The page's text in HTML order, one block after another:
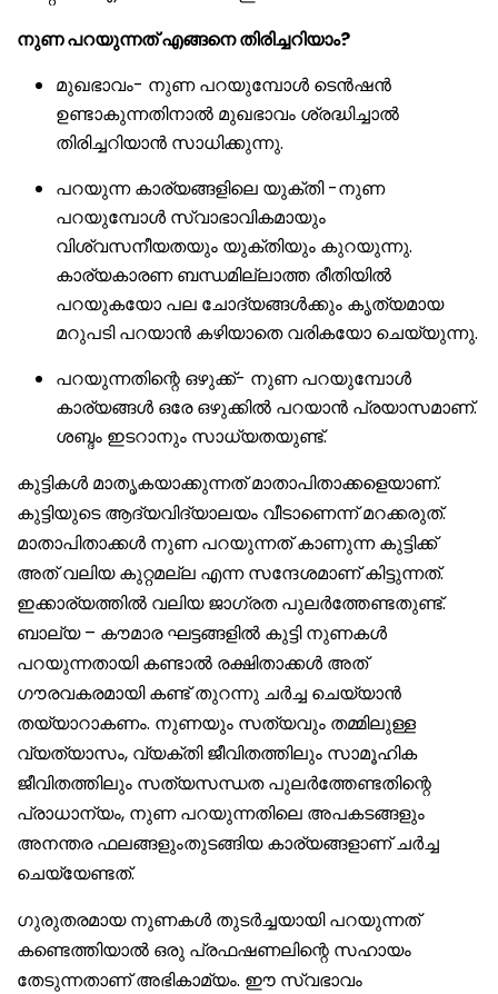
നുണ പറയുന്നത് എങ്ങനെ തിരിച്ചറിയാം?
മുഖഭാവം- നുണ പറയുമ്പോൾ ടെൻഷൻ
ഉണ്ടാകുന്നതിനാൽ മുഖഭാവം ശ്രദ്ധിച്ചാൽ
തിരിച്ചറിയാൻ സാധിക്കുന്നു.
പറയുന്ന കാര്യങ്ങളിലെ യുക്തി -നുണ
പറയുമ്പോൾ സ്വാഭാവികമായും
വിശ്വസനീയതയും യുക്തിയും കുറയുന്നു.
കാര്യകാരണ ബന്ധമില്ലാത്ത രീതിയിൽ
പറയുകയോ പല ചോദ്യങ്ങൾക്കും കൃത്യമായ
മറുപടി പറയാൻ കഴിയാതെ വരികയോ ചെയ്യുന്നു.
പറയുന്നതിന്റെ ഒഴുക്ക്- നുണ പറയുമ്പോൾ
കാര്യങ്ങൾ ഒരേ ഒഴുക്കിൽ പറയാൻ പ്രയാസമാണ്.
ശബ്ദം ഇടറാനും സാധ്യതയുണ്ട്.
കുട്ടികൾ മാതൃകയാക്കുന്നത് മാതാപിതാക്കളെയാണ്.
കുട്ടിയുടെ ആദ്യവിദ്യാലയം വീടാണെന്ന് മറക്കരുത്.
മാതാപിതാക്കൾ നുണ പറയുന്നത് കാണുന്ന കുട്ടിക്ക്
അത് വലിയ കുറ്റമല്ല എന്ന സന്ദേശമാണ് കിട്ടുന്നത്.
ഇക്കാര്യത്തിൽ വലിയ ജാഗ്രത പുലർത്തേണ്ടതുണ്ട്.
ബാല്യ – കൗമാര ഘട്ടങ്ങളിൽ കുട്ടി നുണകൾ
പറയുന്നതായി കണ്ടാൽ രക്ഷിതാക്കൾ അത്
ഗൗരവകരമായി കണ്ട് തുറന്നു ചർച്ച ചെയ്യാൻ
തയ്യാറാകണം. നുണയും സത്യവും തമ്മിലുള്ള
വ്യത്യാസം, വ്യക്തി ജീവിതത്തിലും സാമൂഹിക
ജീവിതത്തിലും സത്യസന്ധത പുലർത്തേണ്ടതിന്റെ
പ്രാധാന്യം, നുണ പറയുന്നതിലെ അപകടങ്ങളും
അനന്തര ഫലങ്ങളുംതുടങ്ങിയ കാര്യങ്ങളാണ് ചർച്ച
ചെയ്യേണ്ടത്.
ഗുരുതരമായ നുണകൾ തുടർച്ചയായി പറയുന്നത്
കണ്ടെത്തിയാൽ ഒരു പ്രഫഷണലിന്റെ സഹായം
തേടുന്നതാണ് അഭികാമ്യം. ഈ സ്വഭാവം